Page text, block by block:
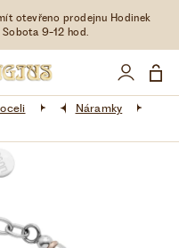
otevřeno prodejnu Hodinek
9-12 hod.
Náramky